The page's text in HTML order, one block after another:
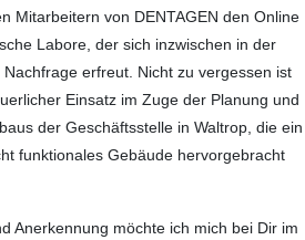
Mitarbeitern von DENTAGEN den Online
Labore, der sich inzwischen in der
erfreut. Nicht zu vergessen ist
Einsatz im Zuge der Planung und
der Geschäftsstelle in Waltrop, die ein
funktionales Gebäude hervor­gebracht
Anerkennung möchte ich mich bei Dir im